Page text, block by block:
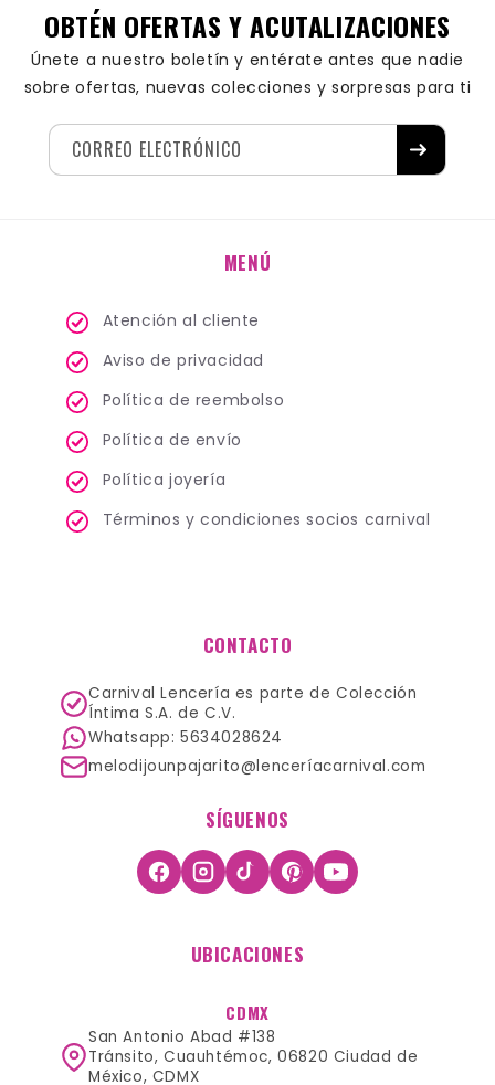
OBTÉN OFERTAS Y ACUTALIZACIONES
Únete a nuestro boletín y entérate antes que nadie
sobre ofertas, nuevas colecciones y sorpresas para ti
CORREO ELECTRÓNICO
MENÚ
Atención al cliente
Aviso de privacidad
Política de reembolso
Política de envío
Política joyería
Términos y condiciones socios carnival
CONTACTO
Carnival Lencería es parte de Colección
Íntima S.A. de C.V.
Whatsapp: 5634028624
melodijounpajarito@lenceríacarnival.com
SÍGUENOS
UBICACIONES
CDMX
San Antonio Abad #138
Tránsito, Cuauhtémoc, 06820 Ciudad de
México, CDMX